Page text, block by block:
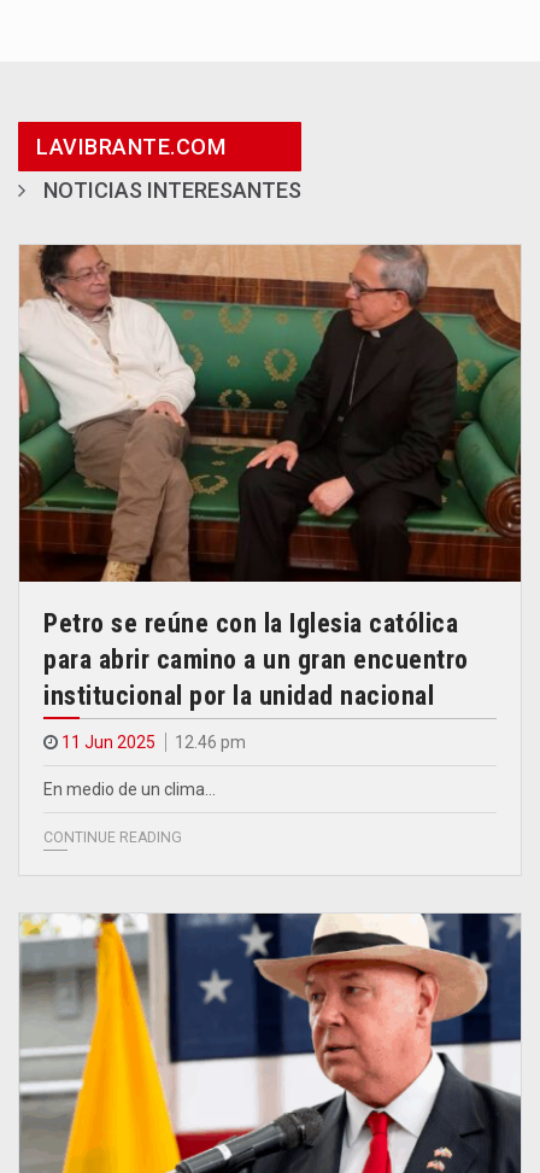
LAVIBRANTE.COM
NOTICIAS INTERESANTES
Petro se reúne con la Iglesia católica
para abrir camino a un gran encuentro
institucional por la unidad nacional
11 Jun 2025 12.46 pm
En medio de un clima…
CONTINUE READING